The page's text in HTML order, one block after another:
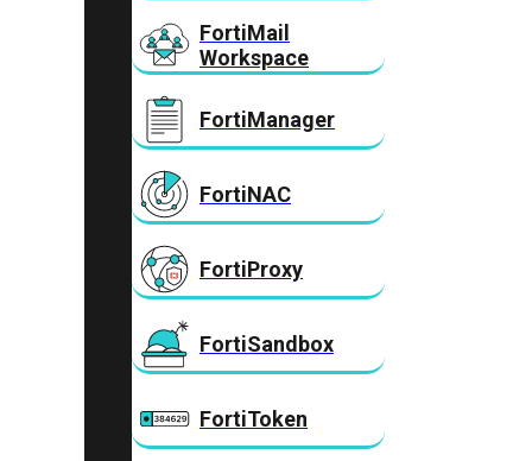
FortiMail
Workspace
FortiManager
FortiNAC
FortiProxy
FortiSandbox
FortiToken